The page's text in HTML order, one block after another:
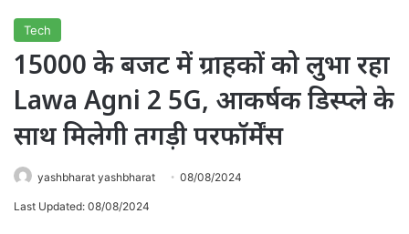
Tech
15000 के बजट में ग्राहकों को लुभा रहा
Lawa Agni 2 5G, आकर्षक डिस्प्ले के
साथ मिलेगी तगड़ी परफॉर्मेंस
yashbharat yashbharat 08/08/2024
Last Updated: 08/08/2024